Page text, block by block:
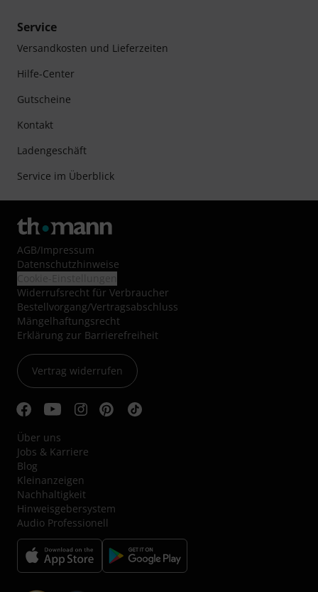
Service
Versandkosten und Lieferzeiten
Hilfe-Center
Gutscheine
Kontakt
Ladengeschäft
Service im Überblick
AGB/Impressum
Datenschutzhinweise
Widerrufsrecht für Verbraucher
Bestellvorgang/Vertragsabschluss
Mängelhaftungsrecht
Erklärung zur Barrierefreiheit
Vertrag widerrufen
Über uns
Jobs & Karriere
Blog
Kleinanzeigen
Nachhaltigkeit
Hinweisgebersystem
Audio Professionell